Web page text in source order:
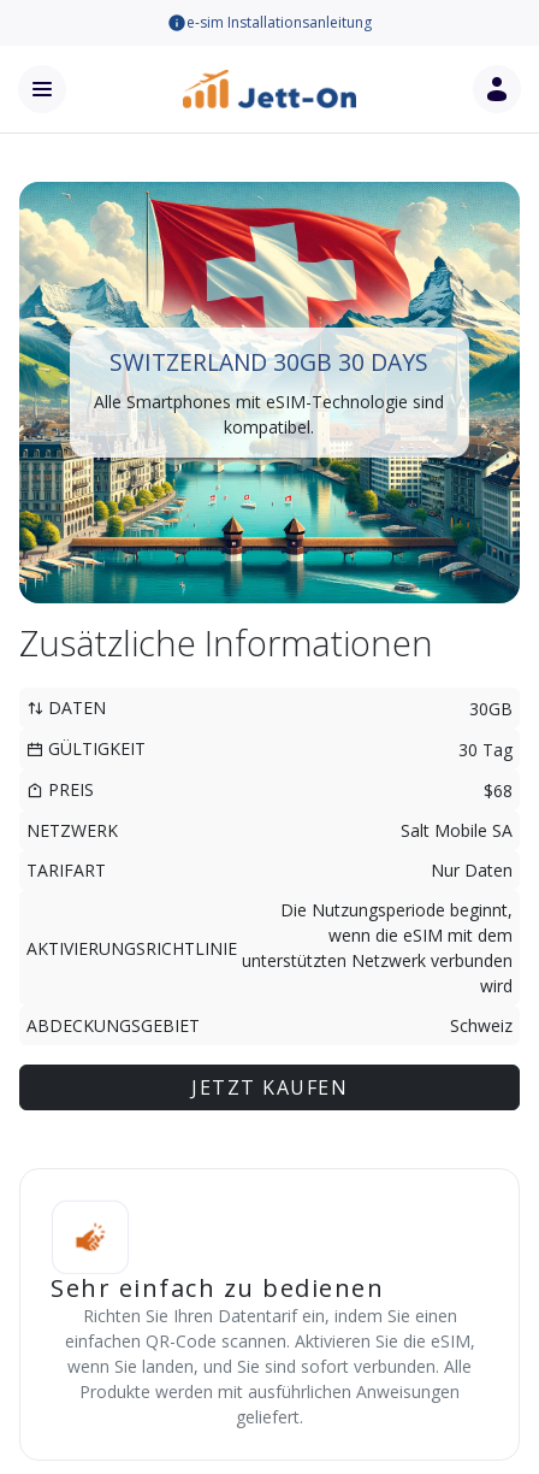
e-sim Installationsanleitung
SWITZERLAND 30GB 30 DAYS
Alle Smartphones mit eSIM-Technologie sind
kompatibel.
Zusätzliche Informationen
DATEN
30GB
GÜLTIGKEIT
30 Tag
PREIS
$68
NETZWERK
Salt Mobile SA
TARIFART
Nur Daten
AKTIVIERUNGSRICHTLINIE
Die Nutzungsperiode beginnt,
wenn die eSIM mit dem
unterstützten Netzwerk verbunden
wird
ABDECKUNGSGEBIET
Schweiz
JETZT KAUFEN
Sehr einfach zu bedienen
Richten Sie Ihren Datentarif ein, indem Sie einen
einfachen QR-Code scannen. Aktivieren Sie die eSIM,
wenn Sie landen, und Sie sind sofort verbunden. Alle
Produkte werden mit ausführlichen Anweisungen
geliefert.